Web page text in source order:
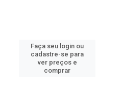
Faça seu login ou
cadastre-se para
ver preços e
comprar